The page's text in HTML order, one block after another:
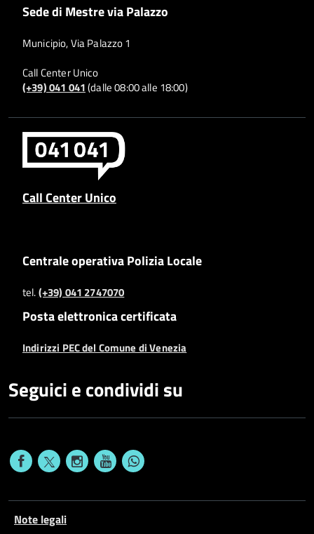
Sede di Mestre via Palazzo
Municipio, Via Palazzo 1
Call Center Unico
(+39) 041 041(dalle 08:00 alle 18:00)
Call Center Unico
Centrale operativa Polizia Locale
tel.(+39) 041 2747070
Posta elettronica certificata
Indirizzi PEC del Comune di Venezia
Seguici e condividi su
Note legali